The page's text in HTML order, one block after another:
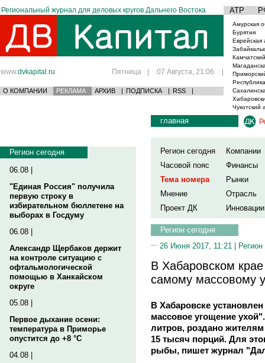
Региональный журнал для деловых кругов Дальнего Востока АТР
www.dvkapital.ru Пятница | 07 Августа, 21:06 |
О КОМПАНИИ РЕКЛАМА АРХИВ | ПОДПИСКА | RSS |
Амурская
Бурятия
Еврейская
Чукотский
Регион сегодня
06.08 |
"Единая Россия" получила
первую строку в
избирательном бюллетене на
выборах в Госдуму
06.08 |
Александр Щербаков держит
на контроле ситуацию с
офтальмологической
помощью в Ханкайском
округе
05.08 |
Первое дыхание осени:
температура в Приморье
опустится до +8 °C
04.08 |
главная
Регион сегодня
Компании
Часовой пояс
Финансы
Тема номера
Рынки
Мнение
Отрасль
Проект ДК
Инновации
Регион сегодня
26 Июня 2017, 11:21 | Регион
В Хабаровском
самому массовому
В Хабаровске
массовое угощение
литров, роздано
15 тысяч порций. Для
рыбы, пишет журнал